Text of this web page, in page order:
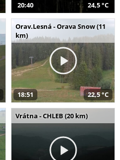
20:40 24,5 °C
Orav.Lesná - Orava Snow (11
km)
18:51 22,5 °C
Vrátna - CHLEB (20 km)